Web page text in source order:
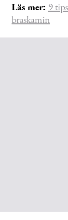
Läs mer: 9
braskamin